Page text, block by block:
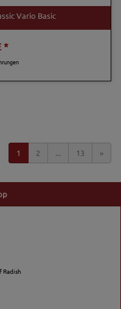
Vario Basic
*
1 2 ... 13 »